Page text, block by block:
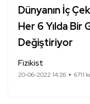
Dünyanın İç
Her 6 Yılda Bir
Değiştiriyor
Fizikist
20-06-2022 14:26 6711